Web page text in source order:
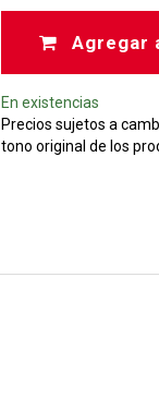
Agregar
En existencias
Precios sujetos a
tono original de los